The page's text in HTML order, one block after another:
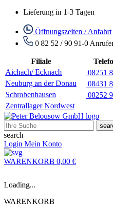
Lieferung in 1-3 Tagen
Öffnungszeiten / Anfahrt
0 82 52 / 90 91-0
Filiale
Aichach/ Ecknach
08251
Neuburg an der Donau
08431
Schrobenhausen
08252
Zentrallager Nordwest
search
Login Mein Konto
WARENKORB 0,00 €
Loading...
WARENKORB